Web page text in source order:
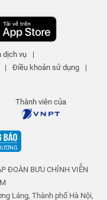
dịch vụ
|
| Điều khoản sử dụng
|
Thành viên của
ĐOÀN BƯU CHÍNH VIỄN
Láng, Thành phố Hà Nội,